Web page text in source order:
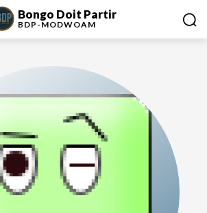
Bongo Doit Partir
BDP-MODWOAM